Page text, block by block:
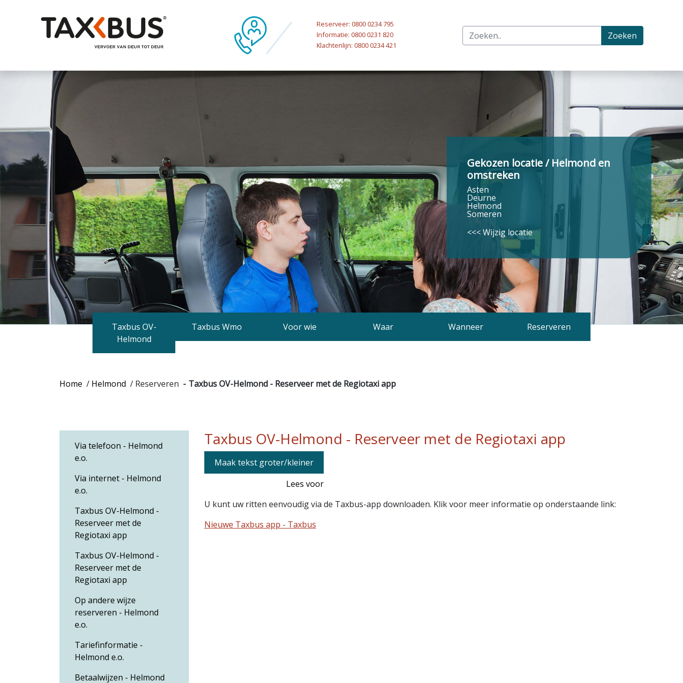
Naar hoofdinhoud
Reserveer: 0800 0234 795
Informatie: 0800 0231 820
Klachtenlijn: 0800 0234 421
Zoeken
Gekozen locatie / Helmond en
omstreken
Asten
Deurne
Helmond
Someren
<<< Wijzig locatie
Taxbus OV-
Helmond
Taxbus Wmo Voor wie Waar Wanneer Reserveren
Home / Helmond / Reserveren Taxbus OV-Helmond - Reserveer met de Regiotaxi app
Via telefoon - Helmond
e.o.
Via internet - Helmond
e.o.
Taxbus OV-Helmond -
Reserveer met de
Regiotaxi app
Taxbus OV-Helmond -
Reserveer met de
Regiotaxi app
Op andere wijze
reserveren - Helmond
e.o.
Tariefinformatie -
Helmond e.o.
Betaalwijzen - Helmond
Taxbus OV-Helmond - Reserveer met de Regiotaxi app
Maak tekst groter/kleiner
Lees voor
U kunt uw ritten eenvoudig via de Taxbus-app downloaden. Klik voor meer informatie op onderstaande link:
Nieuwe Taxbus app - Taxbus